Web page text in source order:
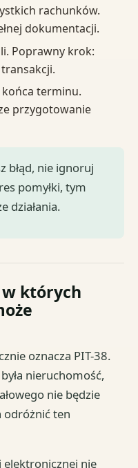
rachunków.
dokumentacji.
Poprawny krok:
końca terminu.
przygotowanie
błąd, nie ignoruj
pomyłki, tym
działania.
których
oznacza PIT-38.
nieruchomość,
nie będzie
odróżnić ten
elektronicznej nie